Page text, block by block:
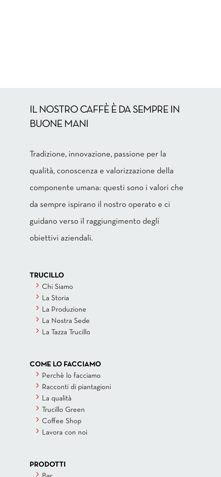
IL NOSTRO CAFFÈ È DA SEMPRE IN
BUONE MANI
Tradizione, innovazione, passione per la
qualità, conoscenza e valorizzazione della
componente umana: questi sono i valori che
da sempre ispirano il nostro operato e ci
guidano verso il raggiungimento degli
obiettivi aziendali.
TRUCILLO
Chi Siamo
La Storia
La Produzione
La Nostra Sede
La Tazza Trucillo
COME LO FACCIAMO
Perchè lo facciamo
Racconti di piantagioni
La qualità
Trucillo Green
Coffee Shop
Lavora con noi
PRODOTTI